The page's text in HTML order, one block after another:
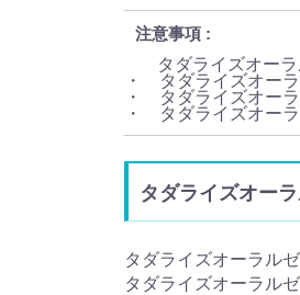
注意事項
タダライズオー
・ タダライズオー
・ タダライズオー
・ タダライズオー
タダライズオー
タダライズオーラル
タダライズオーラル